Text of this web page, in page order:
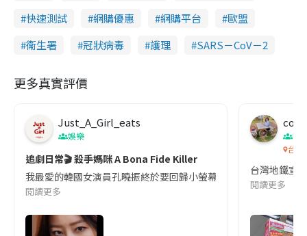
快速測試
網購優惠 網購平台
歐盟
衞生署
冠狀病毒 護理 SARS－CoV－2
更多真實評價
Just_A_Girl_eats
娛樂
追劇日常🎬 殺手媽咪 A Bona Fide Killer
我最愛的韓國女演員孔曉振終於要回歸小螢幕啦!這次的劇本改編
閱讀更多
co
吹
台灣
台灣地鐵宣
閱讀更多